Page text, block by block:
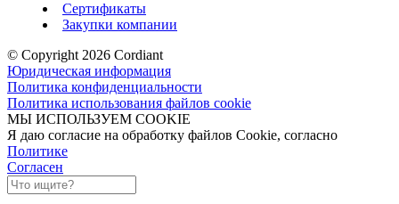
Сертификаты
Закупки компании
© Copyright 2026 Cordiant
Юридическая информация
Политика конфиденциальности
Политика использования файлов cookie
МЫ ИСПОЛЬЗУЕМ COOKIE
Я даю согласие на обработку файлов Cookie, согласно
Политике
Согласен